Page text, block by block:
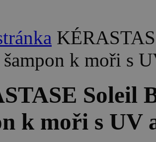
k moři s
Soleil
k moři s UV